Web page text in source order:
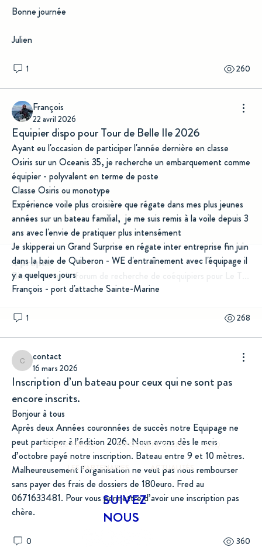
Bonne journée
Julien
1 260
François
22 avril 2026
Equipier dispo pour Tour de Belle Ile 2026
Ayant eu l'occasion de participer l'année dernière en classe
Osiris sur un Oceanis 35, je recherche un embarquement comme
équipier - polyvalent en terme de poste
Classe Osiris ou monotype
Expérience voile plus croisière que régate dans mes plus jeunes
années sur un bateau familial,  je me suis remis à la voile depuis 3
ans avec l'envie de pratiquer plus intensément
Je skipperai un Grand Surprise en régate inter entreprise fin juin
dans la baie de Quiberon - WE d'entraînement avec l'équipage il
y a quelques jours
François - port d'attache Sainte-Marine
1 268
contact
contact
16 mars 2026
Inscription d’un bateau pour ceux qui ne sont pas
encore inscrits.
Bonjour à tous
Après deux Années couronnées de succès notre Equipage ne
peut participer à l’édition 2026. Nous avons dès le mois
d’octobre payé notre inscription. Bateau entre 9 et 10 mètres.
Malheureusement l’organisation ne veut pas nous rembourser
sans payer des frais de dossiers de 180euro. Fred au
0671633481. Pour vous permettre d’avoir une inscription pas
chère.
0 360
À propos
Bienvenue sur le forum de recherche de coéquipiers pour Le T
Lire plus
SUIVEZ
NOUS
ESPACE PRESSE INFOS OFFICIELLES FAQ
LES PARTENAIRES ACTUALITÉS